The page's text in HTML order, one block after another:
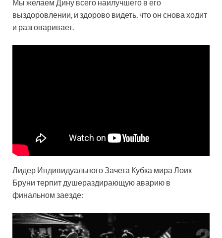
Мы желаем Дину всего наилучшего в его
выздоровлении, и здорово видеть, что он снова ходит
и разговаривает.
Лидер Индивидуального Зачета Кубка мира Лоик
Бруни терпит душераздирающую аварию в
финальном заезде: